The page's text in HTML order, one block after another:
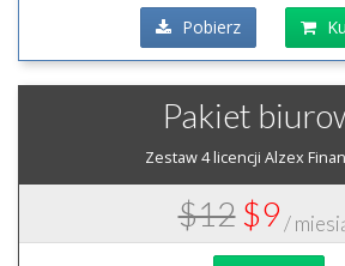
Pobierz
Pakiet
Zestaw 4 licencji Alzex
$12 $9/